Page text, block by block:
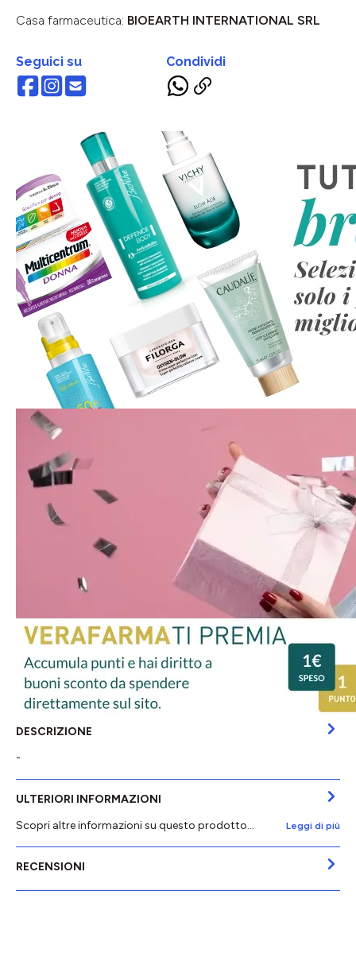
Casa farmaceutica: BIOEARTH INTERNATIONAL SRL
Seguici su Condividi
DESCRIZIONE
-
ULTERIORI INFORMAZIONI
Scopri altre informazioni su questo prodotto...
Leggi di più
RECENSIONI